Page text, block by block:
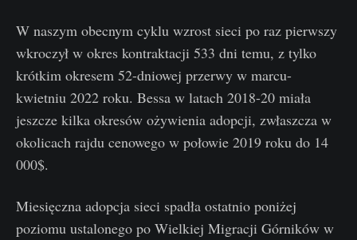
W naszym obecnym cyklu wzrost sieci po raz pierwszy
wkroczył w okres kontraktacji 533 dni temu, z tylko
krótkim okresem 52-dniowej przerwy w marcu-
kwietniu 2022 roku. Bessa w latach 2018-20 miała
jeszcze kilka okresów ożywienia adopcji, zwłaszcza w
okolicach rajdu cenowego w połowie 2019 roku do 14
000$.
Miesięczna adopcja sieci spadła ostatnio poniżej
poziomu ustalonego po Wielkiej Migracji Górników w